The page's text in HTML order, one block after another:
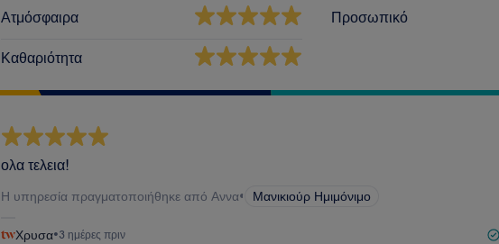
Ατμόσφαιρα
Καθαριότητα
Προσωπικό
ολα τελεια!
Η υπηρεσία πραγματοποιήθηκε από Αννα• Μανικιούρ Ημιμόνιμο
Χρυσα•3 ημέρες πριν